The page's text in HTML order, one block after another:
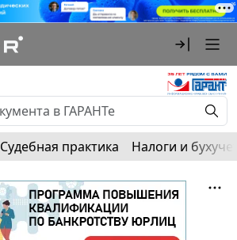
Судебная практика Налоги и